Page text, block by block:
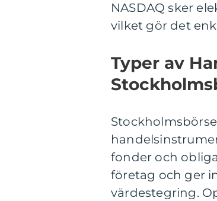
NASDAQ sker
vilket gör det
Typer av
fonder och
företag och ger
värdestegring.